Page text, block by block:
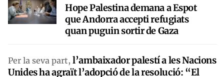
Hope Palestina demana a Espot
que Andorra accepti refugiats
quan puguin sortir de Gaza
Per la seva part, l’ambaixador palestí a les Nacions
Unides ha agraït l’adopció de la resolució: “El